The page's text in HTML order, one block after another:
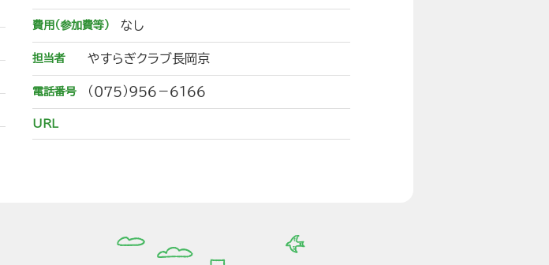
費用（参加費等） なし
担当者 やすらぎクラブ長岡京
電話番号 （０７５）９５６－６１６６
URL